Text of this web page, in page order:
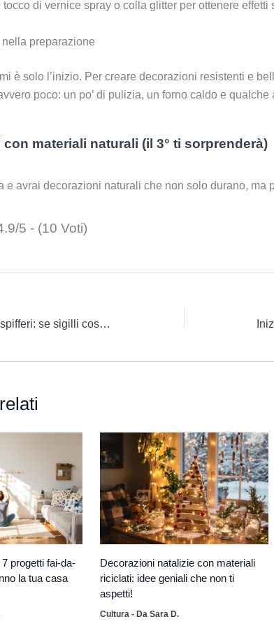
di vernice spray o colla glitter per ottenere
nella preparazione
è solo l’inizio. Per creare decorazioni resistenti e
poco: un po’ di pulizia, un forno caldo e qualche
materiali naturali (il 3° ti sorprenderà)
e avrai decorazioni naturali che non solo durano,
5 - (10 Voti)
Errore comune con gli spifferi: se sigilli così, peggiori la situazione!
progetti fai-da-
la tua casa
Decorazioni natalizie con materiali
riciclati: idee geniali che non ti
aspetti!
Cultura - Da Sara D.